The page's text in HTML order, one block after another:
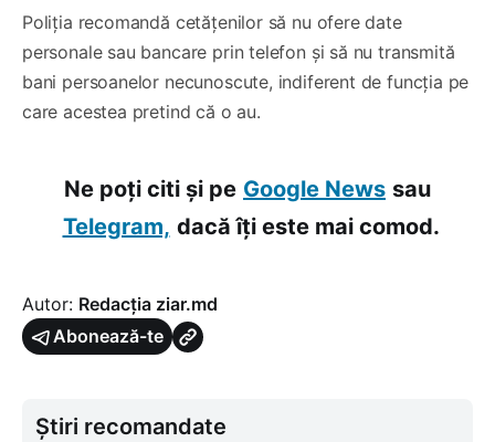
Poliția recomandă cetățenilor să nu ofere date
personale sau bancare prin telefon și să nu transmită
bani persoanelor necunoscute, indiferent de funcția pe
care acestea pretind că o au.
Ne poți citi și pe Google News sau
Telegram, dacă îți este mai comod.
Autor: Redacția ziar.md
Abonează-te
Știri recomandate